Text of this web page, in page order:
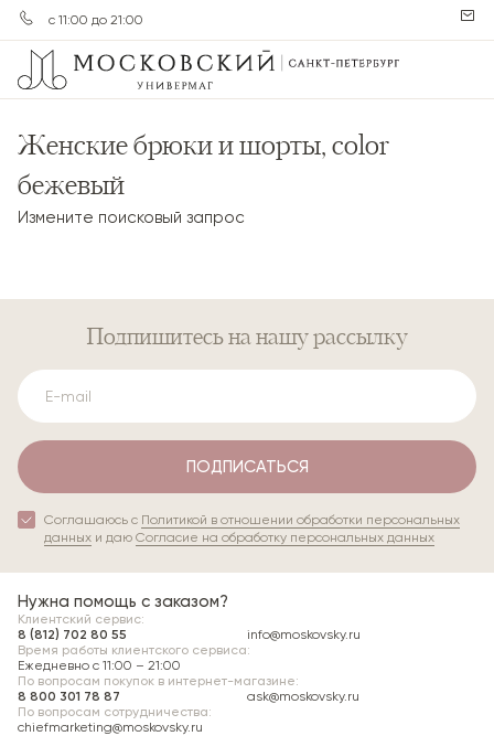
с 11:00 до 21:00
Женские брюки и шорты, color
бежевый
Измените поисковый запрос
Подпишитесь на нашу рассылку
ПОДПИСАТЬСЯ
Соглашаюсь с Политикой в отношении обработки персональных
данных и даю Согласие на обработку персональных данных
Нужна помощь с заказом?
Клиентский сервис:
8 (812) 702 80 55
info@moskovsky.ru
Время работы клиентского сервиса:
Ежедневно с 11:00 – 21:00
По вопросам сотрудничества:
chiefmarketing@moskovsky.ru
По вопросам покупок в интернет-магазине:
8 800 301 78 87
ask@moskovsky.ru